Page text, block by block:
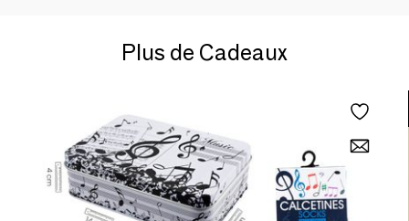
Plus de Cadeaux